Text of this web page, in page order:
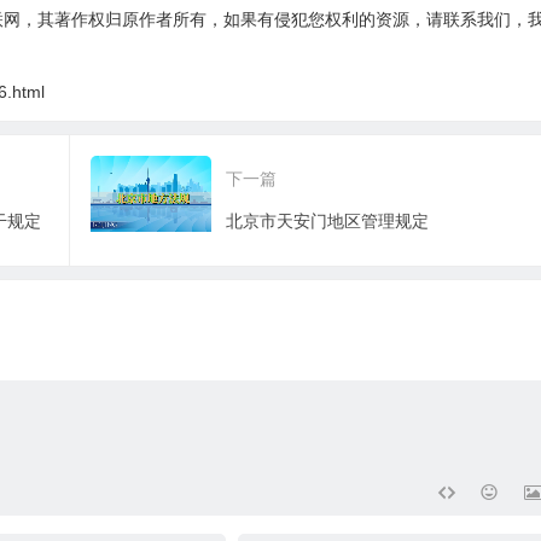
，其著作权归原作者所有，如果有侵犯您权利的资源，请联系我们，
规定
下一篇
北京市天安门地区管理规定